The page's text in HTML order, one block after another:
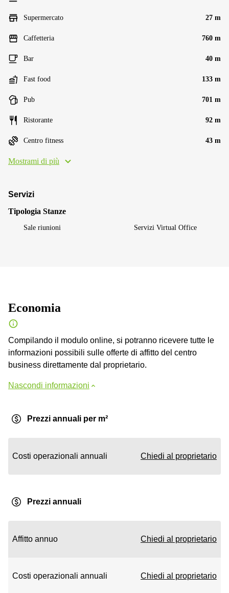
Supermercato 27 m
Caffetteria 760 m
Bar 40 m
Fast food 133 m
Pub 701 m
Ristorante 92 m
Centro fitness 43 m
Mostrami di più
Servizi
Tipologia Stanze
Sale riunioni Servizi Virtual Office
Economia
Compilando il modulo online, si potranno ricevere tutte le
informazioni possibili sulle offerte di affitto del centro
business direttamente dal proprietario.
Nascondi informazioni
Prezzi annuali per m²
Costi operazionali annuali Chiedi al proprietario
Prezzi annuali
Affitto annuo Chiedi al proprietario
Costi operazionali annuali Chiedi al proprietario